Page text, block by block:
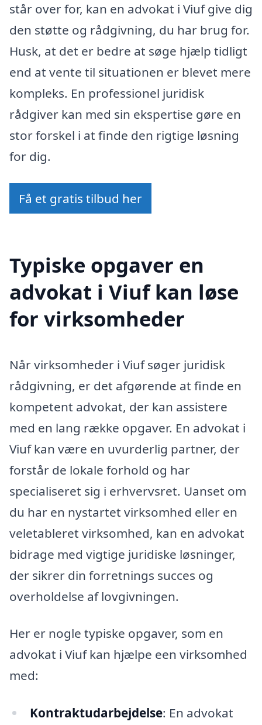
står over for, kan en advokat i Viuf give dig
den støtte og rådgivning, du har brug for.
Husk, at det er bedre at søge hjælp tidligt
end at vente til situationen er blevet mere
kompleks. En professionel juridisk
rådgiver kan med sin ekspertise gøre en
stor forskel i at finde den rigtige løsning
for dig.
Få et gratis tilbud her
Typiske opgaver en
advokat i Viuf kan løse
for virksomheder
Når virksomheder i Viuf søger juridisk
rådgivning, er det afgørende at finde en
kompetent advokat, der kan assistere
med en lang række opgaver. En advokat i
Viuf kan være en uvurderlig partner, der
forstår de lokale forhold og har
specialiseret sig i erhvervsret. Uanset om
du har en nystartet virksomhed eller en
veletableret virksomhed, kan en advokat
bidrage med vigtige juridiske løsninger,
der sikrer din forretnings succes og
overholdelse af lovgivningen.
Her er nogle typiske opgaver, som en
advokat i Viuf kan hjælpe een virksomhed
med:
Kontraktudarbejdelse: En advokat